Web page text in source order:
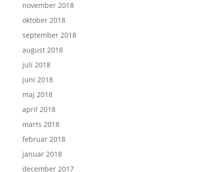
november 2018
oktober 2018
september 2018
august 2018
juli 2018
juni 2018
maj 2018
april 2018
marts 2018
februar 2018
januar 2018
december 2017